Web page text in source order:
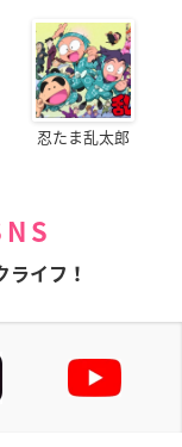
忍たま乱太郎
ライフ！